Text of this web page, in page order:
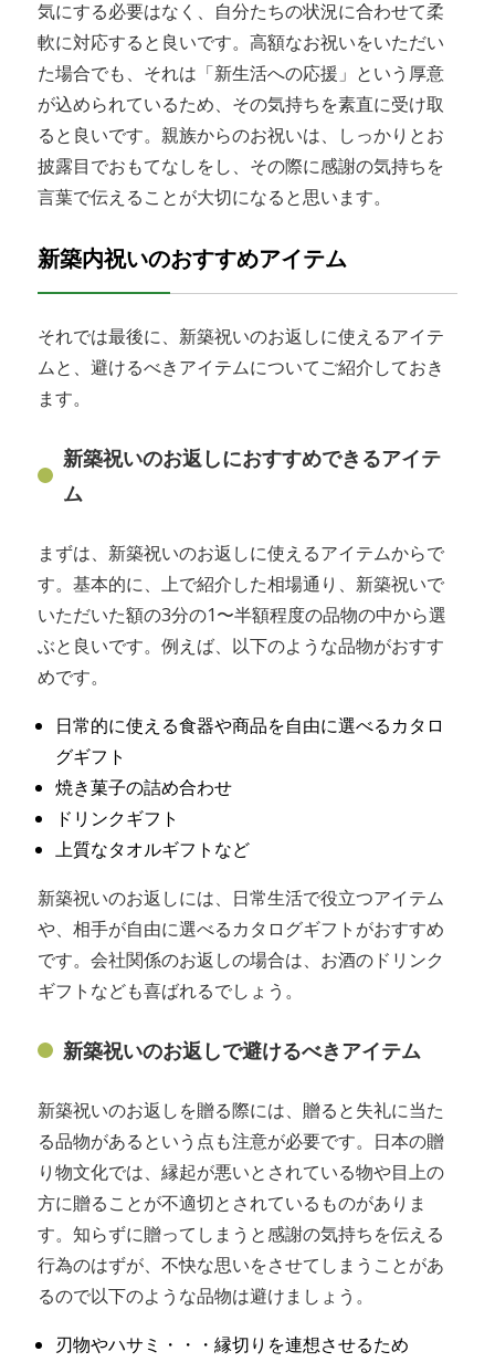
気にする必要はなく、自分たちの状況に合わせて柔
軟に対応すると良いです。高額なお祝いをいただい
た場合でも、それは「新生活への応援」という厚意
が込められているため、その気持ちを素直に受け取
ると良いです。親族からのお祝いは、しっかりとお
披露目でおもてなしをし、その際に感謝の気持ちを
言葉で伝えることが大切になると思います。
新築内祝いのおすすめアイテム
それでは最後に、新築祝いのお返しに使えるアイテ
ムと、避けるべきアイテムについてご紹介しておき
ます。
新築祝いのお返しにおすすめできるアイテ
ム
まずは、新築祝いのお返しに使えるアイテムからで
す。基本的に、上で紹介した相場通り、新築祝いで
いただいた額の3分の1〜半額程度の品物の中から選
ぶと良いです。例えば、以下のような品物がおすす
めです。
日常的に使える食器や商品を自由に選べるカタロ
グギフト
焼き菓子の詰め合わせ
ドリンクギフト
上質なタオルギフトなど
新築祝いのお返しには、日常生活で役立つアイテム
や、相手が自由に選べるカタログギフトがおすすめ
です。会社関係のお返しの場合は、お酒のドリンク
ギフトなども喜ばれるでしょう。
新築祝いのお返しで避けるべきアイテム
新築祝いのお返しを贈る際には、贈ると失礼に当た
る品物があるという点も注意が必要です。日本の贈
り物文化では、縁起が悪いとされている物や目上の
方に贈ることが不適切とされているものがありま
す。知らずに贈ってしまうと感謝の気持ちを伝える
行為のはずが、不快な思いをさせてしまうことがあ
るので以下のような品物は避けましょう。
刃物やハサミ・・・縁切りを連想させるため